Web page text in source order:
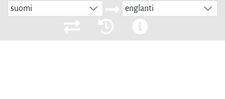
suomi englanti